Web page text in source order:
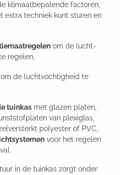
klimaatbepalende factoren,
techniek kunt sturen en
om de lucht-
regelen,
om de luchtvochtigheid te
tuinkas met glazen platen,
van plexiglas,
polyester of PVC,
voor het regelen
in de tuinkas zorgt onder